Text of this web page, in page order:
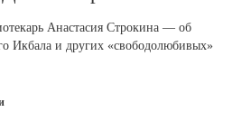
Анастасия Строкина — об
Икбала и других «свободолюбивых»